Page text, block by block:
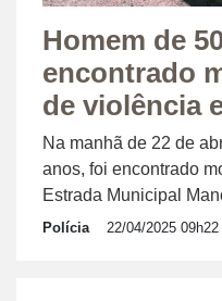
Homem de
encontrado
de violência
Na manhã de 22 de
anos, foi encontrado
Estrada Municipal
Polícia 22/04/2025 09h22